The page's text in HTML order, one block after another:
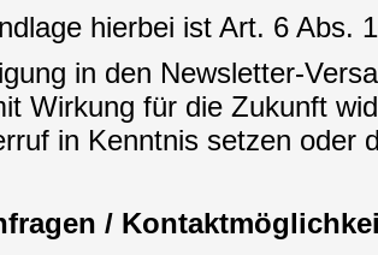
hierbei ist Art. 6 Abs.
in den Newsletter-
Wirkung für die Zukunft
in Kenntnis setzen oder
/